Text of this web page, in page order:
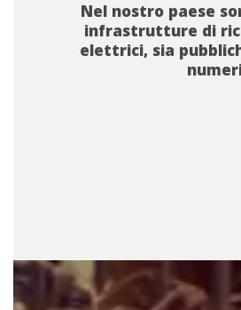
Nel nostro paese
infrastrutture di
elettrici, sia